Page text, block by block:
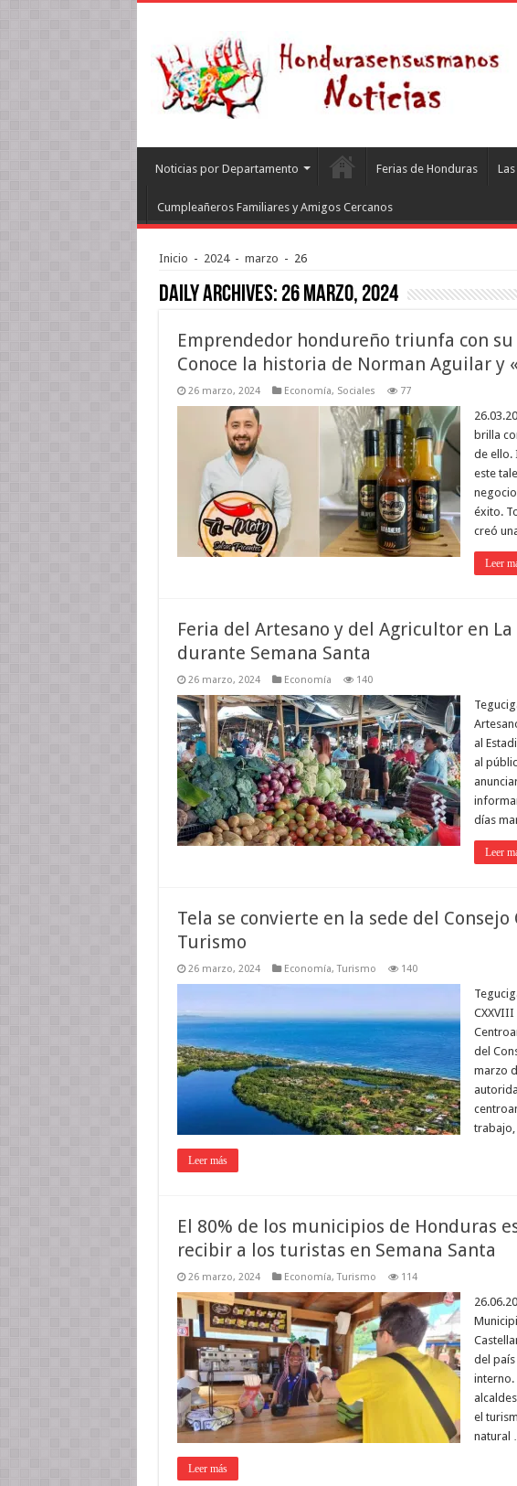
Noticias por Departamento Ferias de Honduras
Cumpleañeros Familiares y Amigos Cercanos
Inicio - 2024 - marzo - 26
Daily Archives: 26 marzo, 2024
Emprendedor hondureño triunfa con su
Conoce la historia de Norman Aguilar y
26 marzo, 2024 Economía, Sociales 77
brilla
de ello.
este
éxito.
creó
Leer
Feria del Artesano y del Agricultor en
durante Semana Santa
26 marzo, 2024 Economía 140
al
al
días
Leer
Tela se convierte en la sede del
Turismo
26 marzo, 2024 Economía,Turismo 140
del
marzo
Leer más
El 80% de los municipios de Honduras
recibir a los turistas en Semana Santa
26 marzo, 2024 Economía,Turismo 114
del
interno.
el
natural
Leer más